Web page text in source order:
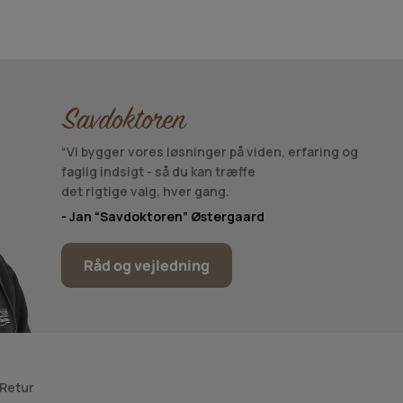
boreaggregater. Ved udskiftning af filter eller filterlåg kan
bor- og forbrugsdele, som typisk håndteres sammen
“Vi bygger vores løsninger på viden, erfaring og
faglig indsigt - så du kan træffe
det rigtige valg, hver gang.
- Jan “Savdoktoren” Østergaard
Råd og vejledning